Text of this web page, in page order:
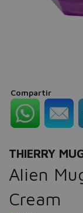
Compartir
THIERRY
Alien
Cream